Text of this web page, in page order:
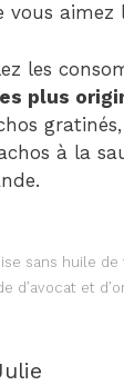
vous aimez
les
plus
à la
sans huile de
d’avocat et